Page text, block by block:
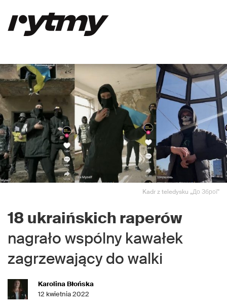
Kadr z teledysku „До Зброї"
18 ukraińskich raperów
nagrało wspólny kawałek
zagrzewający do walki
Karolina Błońska
12 kwietnia 2022